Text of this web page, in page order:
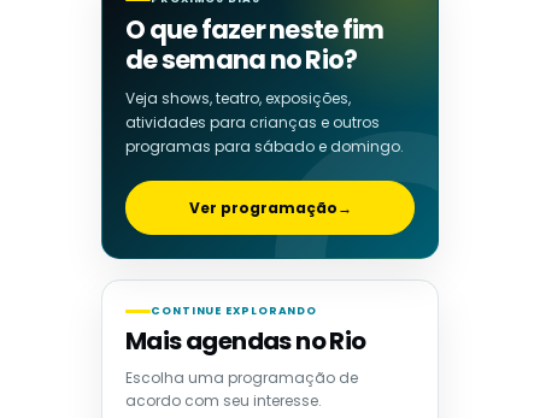
O que fazer neste fim
de semana no Rio?
Veja shows, teatro, exposições,
atividades para crianças e outros
programas para sábado e domingo.
Ver programação→
CONTINUE EXPLORANDO
Mais agendas no Rio
Escolha uma programação de
acordo com seu interesse.